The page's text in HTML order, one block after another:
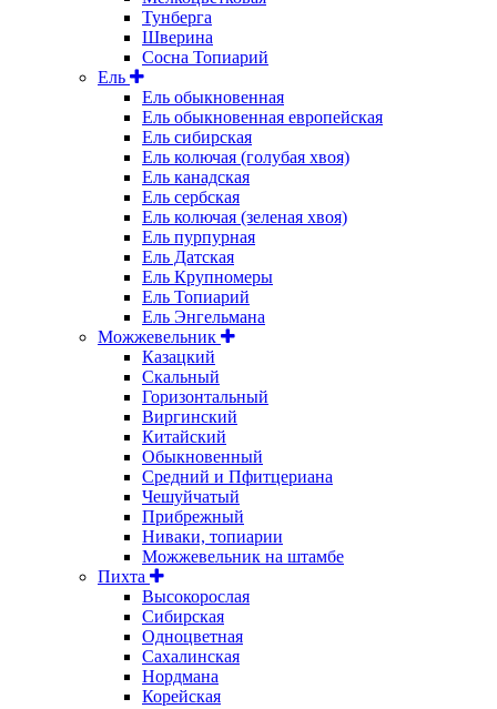
Тунберга
Шверина
Сосна Топиарий
Ель
Ель обыкновенная
Ель обыкновенная европейская
Ель сибирская
Ель колючая (голубая хвоя)
Ель канадская
Ель сербская
Ель колючая (зеленая хвоя)
Ель пурпурная
Ель Датская
Ель Крупномеры
Ель Топиарий
Ель Энгельмана
Можжевельник
Казацкий
Скальный
Горизонтальный
Виргинский
Китайский
Обыкновенный
Средний и Пфитцериана
Чешуйчатый
Прибрежный
Ниваки, топиарии
Можжевельник на штамбе
Пихта
Высокорослая
Сибирская
Одноцветная
Сахалинская
Нордмана
Корейская